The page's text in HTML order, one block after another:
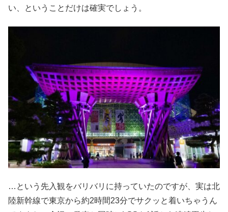
い、ということだけは確実でしょう。
…という先入観をバリバリに持っていたのですが、実は北
陸新幹線で東京から約2時間23分でサクッと着いちゃうん